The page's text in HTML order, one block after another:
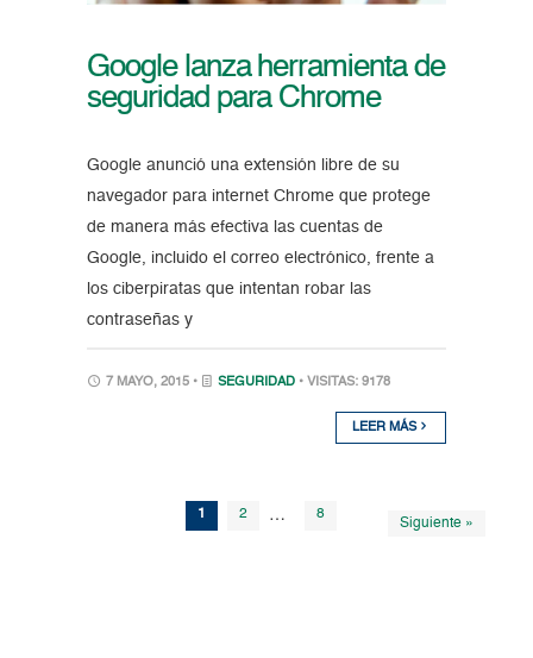
Google lanza herramienta de
seguridad para Chrome
Google anunció una extensión libre de su
navegador para internet Chrome que protege
de manera más efectiva las cuentas de
Google, incluido el correo electrónico, frente a
los ciberpiratas que intentan robar las
contraseñas y
7 MAYO, 2015 • SEGURIDAD • VISITAS: 9178
LEER MÁS
1 2 … 8
Siguiente »